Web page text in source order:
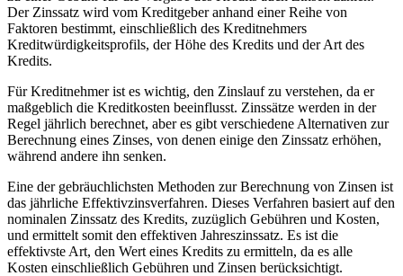
Der ⁣Zinssatz wird vom‍ Kreditgeber anhand einer ‌Reihe ⁣von
Faktoren bestimmt, ⁤einschließlich des ⁤Kreditnehmers
Kreditwürdigkeitsprofils, der‌ Höhe des Kredits und⁢ der Art des
Kredits.
Für‍ Kreditnehmer ist es wichtig, den Zinslauf zu verstehen,​ da er
maßgeblich die Kreditkosten⁤ beeinflusst. Zinssätze werden ​in ‌der
Regel jährlich ⁣berechnet, aber es gibt‌ verschiedene Alternativen zur⁢
Berechnung ⁣eines Zinses, von ​denen einige den‍ Zinssatz erhöhen,
während andere ihn senken.
Eine der gebräuchlichsten ‌Methoden zur Berechnung von Zinsen⁤ ist
das jährliche Effektivzinsverfahren. Dieses‍ Verfahren⁢ basiert auf den
nominalen​ Zinssatz des ‍Kredits, zuzüglich Gebühren ​und Kosten,
und ermittelt‍ somit ‍den effektiven Jahreszinssatz.⁢ Es‍ ist die
effektivste Art, den‍ Wert ⁢eines Kredits zu ermitteln, da es alle
Kosten einschließlich ⁤Gebühren und Zinsen berücksichtigt.